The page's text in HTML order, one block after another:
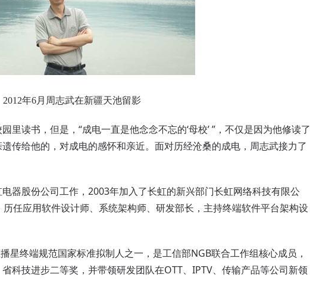
2012年6月周志武在新疆天池留影
读书，但是，“成电一直是他念念不忘的‘母校’ ”，不仅是因为他修读了
传给他的，对成电的感怀和亲近。面对历经沧桑的成电，周志武接力了
股份公司工作，2003年加入了长虹的新兴部门长虹网络科技有限公
任应用软件设计师、系统架构师、研发部长，主持终端软件平台架构设
终端规范国家标准拟制人之一，是工信部NGB联合工作组核心成员，
科技进步二等奖，并带领研发团队在OTT、IPTV、传输产品等公司新领